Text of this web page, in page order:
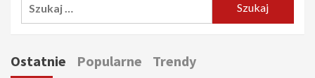
Ostatnie Popularne Trendy